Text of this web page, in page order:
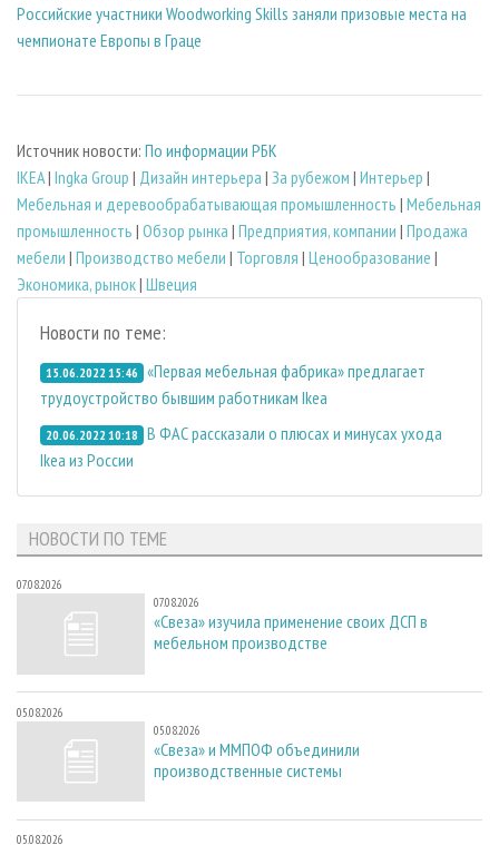
Российские участники Woodworking Skills заняли призовые места на
чемпионате Европы в Граце
Источник новости: По информации РБК
IKEA| Ingka Group | Дизайн интерьера | За рубежом | Интерьер |
Мебельная и деревообрабатывающая промышленность | Мебельная
промышленность | Обзор рынка | Предприятия, компании | Продажа
мебели | Производство мебели | Торговля | Ценообразование |
Экономика, рынок| Швеция
Новости по теме:
15.06.2022 15:46 «Первая мебельная фабрика» предлагает
трудоустройство бывшим работникам Ikea
20.06.2022 10:18 В ФАС рассказали о плюсах и минусах ухода
Ikea из России
НОВОСТИ ПО ТЕМЕ
07.08.2026
07.08.2026
«Свеза» изучила применение своих ДСП в
мебельном производстве
05.08.2026
05.08.2026
«Свеза» и ММПОФ объединили
производственные системы
05.08.2026